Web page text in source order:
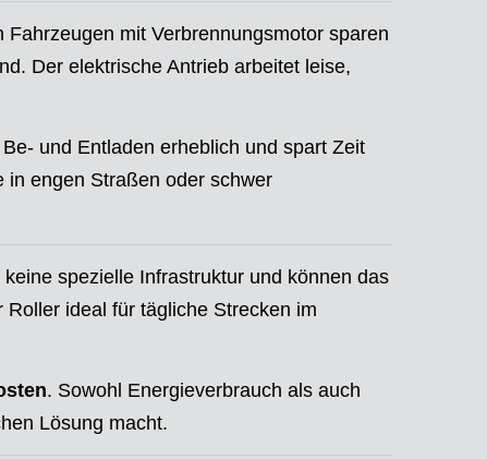
mit Verbrennungsmotor sparen
Der elektrische Antrieb arbeitet leise,
und Entladen erheblich und spart Zeit
in engen Straßen oder schwer
spezielle Infrastruktur und können das
ideal für tägliche Strecken im
. Sowohl Energieverbrauch als auch
Lösung macht.